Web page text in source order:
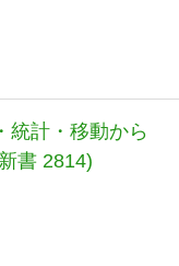
統計・移動から
書 2814)